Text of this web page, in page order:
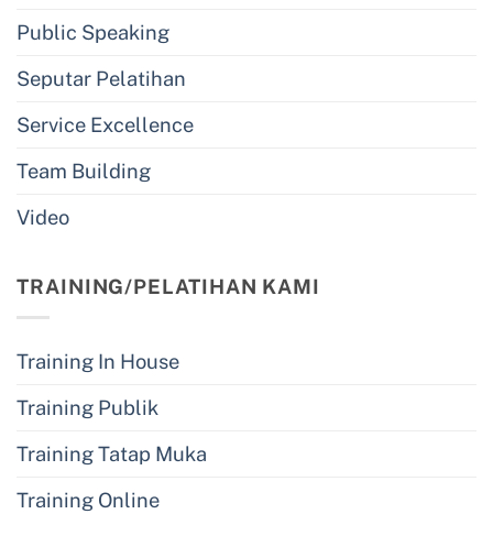
Public Speaking
Seputar Pelatihan
Service Excellence
Team Building
Video
TRAINING/PELATIHAN KAMI
Training In House
Training Publik
Training Tatap Muka
Training Online